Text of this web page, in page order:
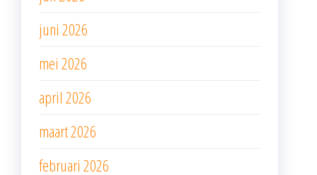
juni 2026
mei 2026
april 2026
maart 2026
februari 2026